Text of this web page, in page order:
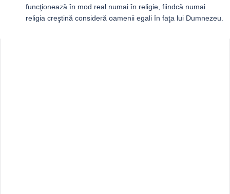
funcţionează în mod real numai în religie, fiindcă numai
religia creştină consideră oamenii egali în faţa lui Dumnezeu.